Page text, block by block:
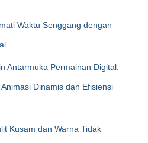
Waktu Senggang dengan
Antarmuka Permainan Digital:
Dinamis dan Efisiensi
Kusam dan Warna Tidak